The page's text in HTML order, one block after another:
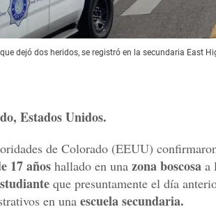
dejó dos heridos, se registró en la secundaria East
Estados Unidos.
de Colorado (EEUU)
17 años hallado en una zona boscosa a
que presuntamente el día
en una escuela secundaria.